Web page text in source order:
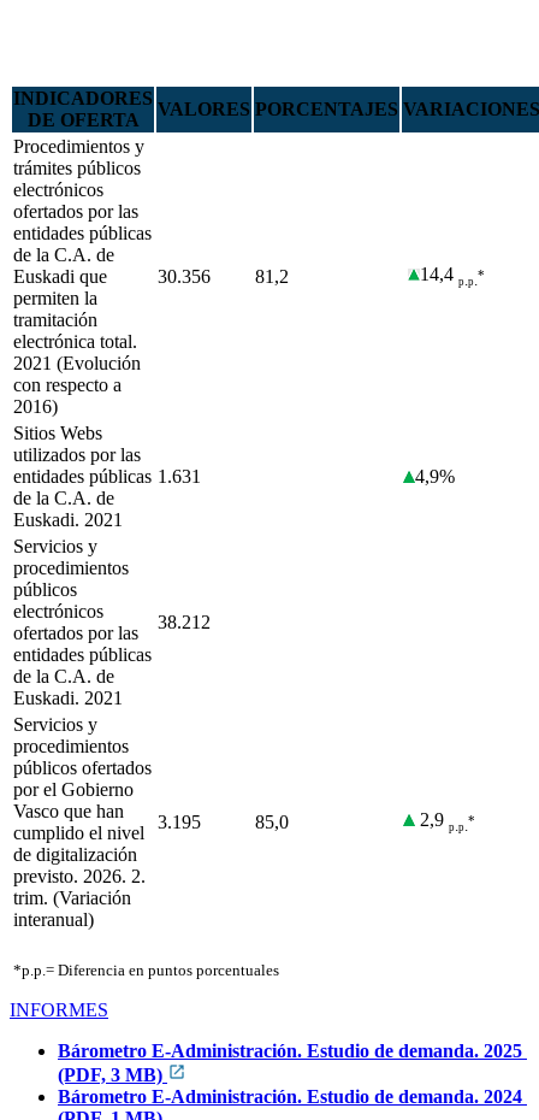
INDICADORES
DE OFERTA
VALORES PORCENTAJES VARIACIONES
Procedimientos y
trámites públicos
electrónicos
ofertados por las
entidades públicas
de la C.A. de
Euskadi que
permiten la
tramitación
electrónica total.
2021 (Evolución
con respecto a
2016)
30.356 81,2 14,4 p p
*
Sitios Webs
utilizados por las
entidades públicas
de la C.A. de
Euskadi. 2021
1.631 4,9%
Servicios y
procedimientos
públicos
electrónicos
ofertados por las
entidades públicas
de la C.A. de
Euskadi. 2021
38.212
Servicios y
procedimientos
públicos ofertados
por el Gobierno
Vasco que han
cumplido el nivel
de digitalización
previsto. 2026. 2.
trim. (Variación
interanual)
3.195 85,0 2,9 p p
*
*p.p.= Diferencia en puntos porcentuales
INFORMES
Bárometro E-Administración. Estudio de demanda. 2025
(PDF, 3 MB)
Bárometro E-Administración. Estudio de demanda. 2024